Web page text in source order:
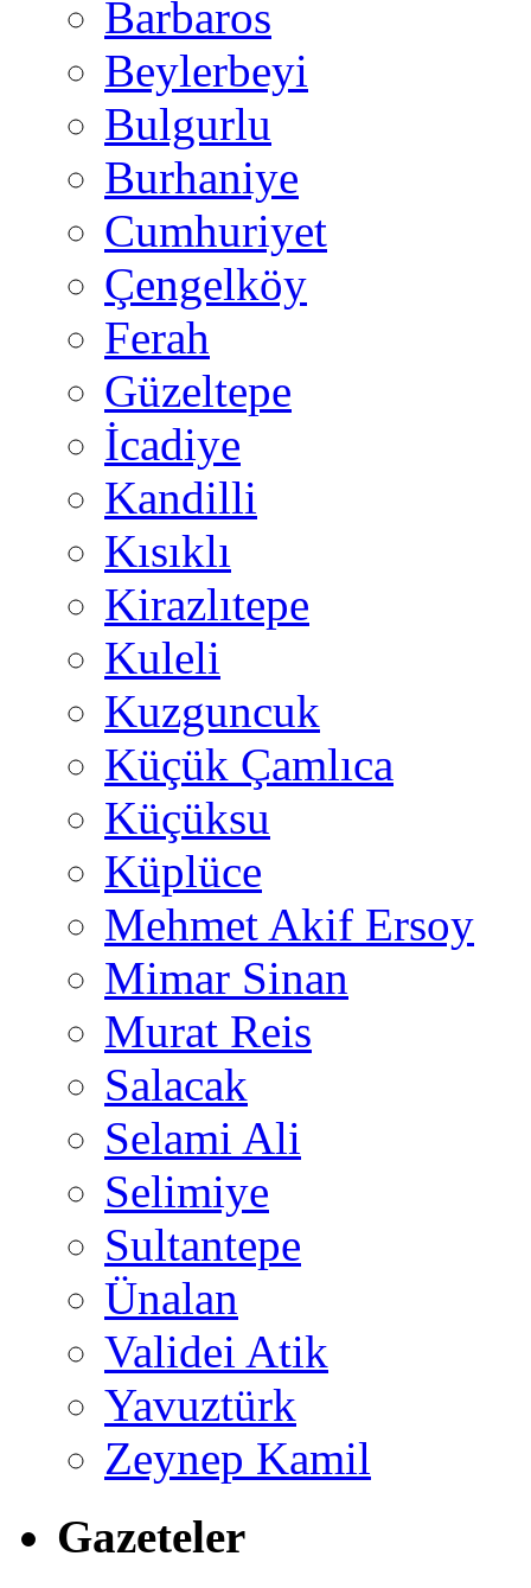
Barbaros
Beylerbeyi
Bulgurlu
Burhaniye
Cumhuriyet
Çengelköy
Ferah
Güzeltepe
İcadiye
Kandilli
Kısıklı
Kirazlıtepe
Kuleli
Kuzguncuk
Küçük Çamlıca
Küçüksu
Küplüce
Mehmet Akif Ersoy
Mimar Sinan
Murat Reis
Salacak
Selami Ali
Selimiye
Sultantepe
Ünalan
Validei Atik
Yavuztürk
Zeynep Kamil
Gazeteler